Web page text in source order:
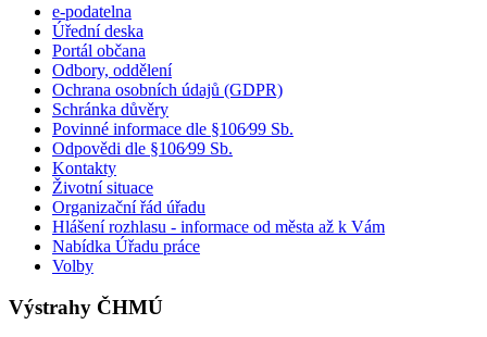
e-podatelna
Úřední deska
Portál občana
Odbory, oddělení
Ochrana osobních údajů (GDPR)
Schránka důvěry
Povinné informace dle §106⁄99 Sb.
Odpovědi dle §106⁄99 Sb.
Kontakty
Životní situace
Organizační řád úřadu
Hlášení rozhlasu - informace od města až k Vám
Nabídka Úřadu práce
Volby
Výstrahy ČHMÚ